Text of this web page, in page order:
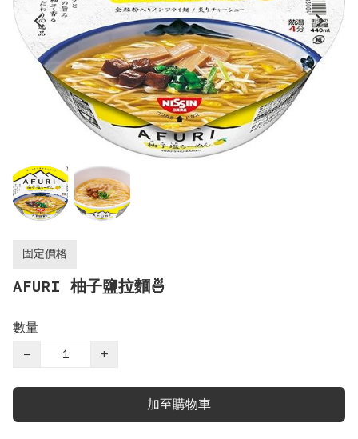
固定價格
AFURI 柚子鹽拉麵🍜
數量
−
+
加至購物車